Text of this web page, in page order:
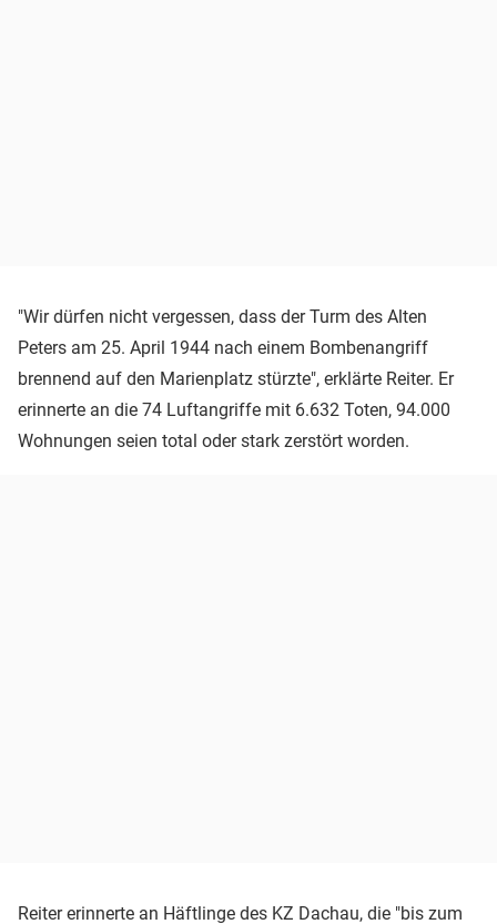
"Wir dürfen nicht vergessen, dass der Turm des Alten
Peters am 25. April 1944 nach einem Bombenangriff
brennend auf den Marienplatz stürzte", erklärte Reiter. Er
erinnerte an die 74 Luftangriffe mit 6.632 Toten, 94.000
Wohnungen seien total oder stark zerstört worden.
Reiter erinnerte an Häftlinge des KZ Dachau, die "bis zum